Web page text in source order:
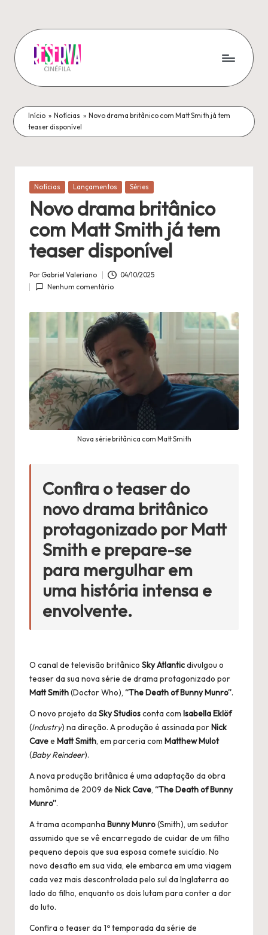
conteúdo
R
e
s
e
r
v
a
C
i
n
é
fi
l
fonte
de
notícias
arte!
Início » Notícias » Novo drama britânico com Matt Smith já tem
teaser disponível
Publicado
Notícias Lançamentos Séries
Novo drama britânico
com Matt Smith já tem
teaser disponível
Publicado
por
Por Gabriel Valeriano
04/10/2025
Nenhum comentário
Nova série britânica com Matt Smith
Confira oteaserdo
novo drama britânico
protagonizado porMatt
Smithe prepare-se
para mergulhar em
uma história intensa e
envolvente.
O canal de televisão britânico Sky Atlanticdivulgou o
teaser da sua nova série de drama protagonizado por
Matt Smith(Doctor Who), “The Death of Bunny Munro”.
O novo projeto da Sky Studiosconta com Isabella Eklöf
(Industry) na direção. A produção é assinada porNick
Cavee Matt Smith, em parceria com Matthew Mulot
(Baby Reindeer).
A nova produção britânica é uma adaptação da obra
homônima de 2009 de Nick Cave, “The Death of Bunny
Munro”.
A trama acompanha Bunny Munro(Smith), um sedutor
assumido que se vê encarregado de cuidar de um filho
pequeno depois que sua esposa comete suicídio. No
novo desafio em sua vida, ele embarca em uma viagem
cada vez mais descontrolada pelo sul da Inglaterra ao
lado do filho, enquanto os dois lutam para conter a dor
do luto.
Confira o teaser da 1ª temporada da série de